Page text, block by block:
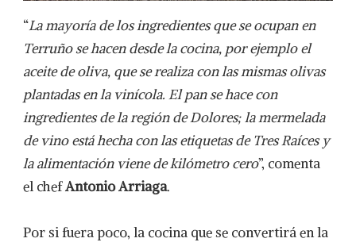
“La mayoría de los ingredientes que se ocupan en
Terruño se hacen desde la cocina, por ejemplo el
aceite de oliva, que se realiza con las mismas olivas
plantadas en la vinícola. El pan se hace con
ingredientes de la región de Dolores; la mermelada
de vino está hecha con las etiquetas de Tres Raíces y
la alimentación viene de kilómetro cero”, comenta
el chefAntonio Arriaga.
Por si fuera poco, la cocina que se convertirá en la